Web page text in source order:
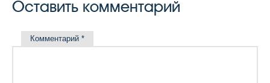
Оставить комментарий
Комментарий *